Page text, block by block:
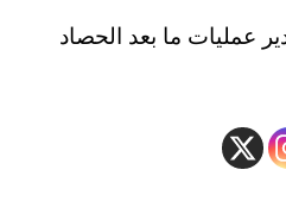
عمليات ما بعد الحصاد